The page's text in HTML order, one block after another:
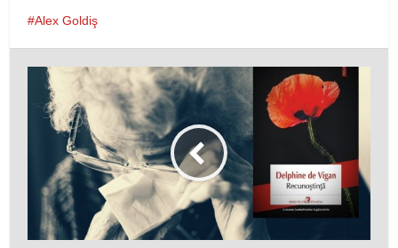
Alex Goldiş